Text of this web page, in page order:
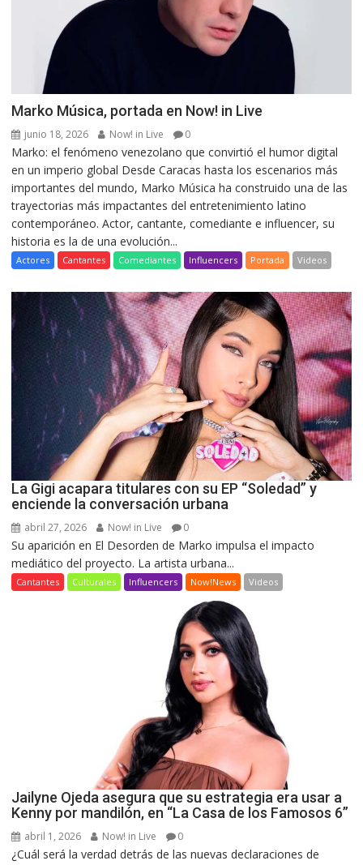
Marko Música, portada en Now! in Live
junio 18, 2026 Now! in Live 0
Marko: el fenómeno venezolano que convirtió el humor digital
en un imperio global Desde Caracas hasta los escenarios más
importantes del mundo, Marko Música ha construido una de las
trayectorias más impactantes del entretenimiento latino
contemporáneo. Actor, cantante, comediante e influencer, su
historia es la de una evolución...
Actores Cantantes Comediantes Influencers Portada Videos
La Gigi acapara titulares con su EP “Soledad” y
enciende la conversación urbana
abril 27, 2026 Now! in Live 0
Su aparición en El Desorden de Marko impulsa el impacto
mediático del proyecto. La artista urbana...
Cantantes Culturales Influencers Now!News Videos
Jailyne Ojeda asegura que su estrategia era usar a
Kenny por mandilón, en “La Casa de los Famosos 6”
abril 1, 2026 Now! in Live 0
¿Cuál será la verdad detrás de las nuevas declaraciones de